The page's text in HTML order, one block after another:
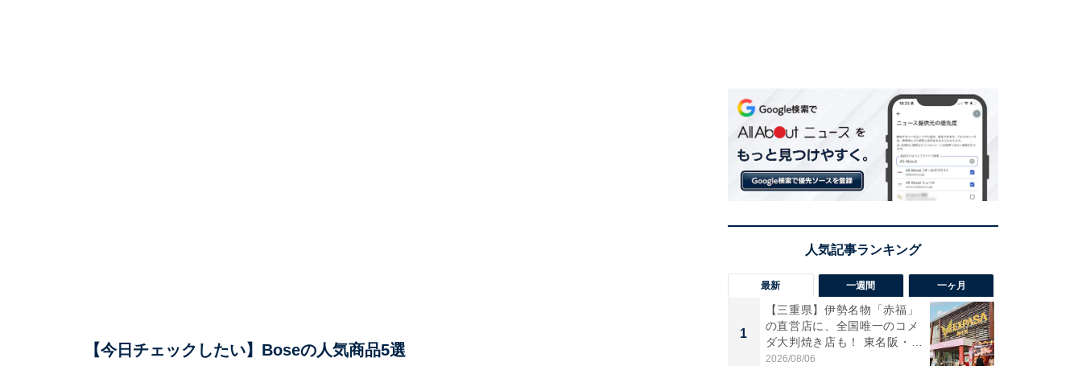
【今日チェックしたい】Boseの人気商品5選
最新 一週間 一ヶ月
1
【三重県】伊勢名物「赤福」
の直営店に、全国唯一のコメ
ダ大判焼き店も！ 東名阪・
伊...
2026/08/06